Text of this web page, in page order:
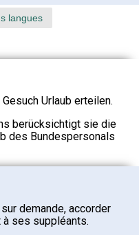
langues
Urlaub erteilen.
berücksichtigt sie die
des Bundespersonals
demande, accorder
à ses suppléants.